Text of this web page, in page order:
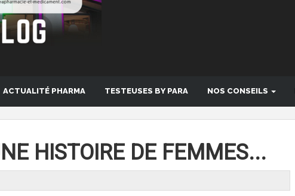
ACTUALITÉ PHARMA TESTEUSES BY PARA NOS CONSEILS
HISTOIRE DE FEMMES...